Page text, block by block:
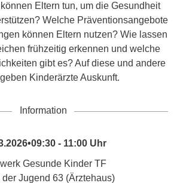
Eltern tun, um die Gesundheit
Welche Präventionsangebote
können Eltern nutzen? Wie lassen
frühzeitig erkennen und welche
gibt es? Auf diese und andere
Kinderärzte Auskunft.
Information
- 11:00 Uhr
Gesunde Kinder TF
der Jugend 63 (Ärztehaus)